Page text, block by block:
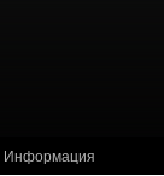
Информация